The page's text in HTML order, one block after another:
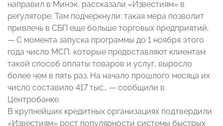
направил в Минэк, рассказали «Известиям» в
регуляторе. Там подчеркнули: такая мера позволит
привлечь в СБП еще больше торговых предприятий.
— С момента запуска программы до 1 ноября этого
года число МСП, которые предоставляют клиентам
такой способ оплаты товаров и услуг, выросло
более чем в пять раз. На начало прошлого месяца их
число составило 417 тыс., — сообщили в
Центробанке.
В крупнейших кредитных организациях подтвердили
«Известиям» рост популярности системы быстрых